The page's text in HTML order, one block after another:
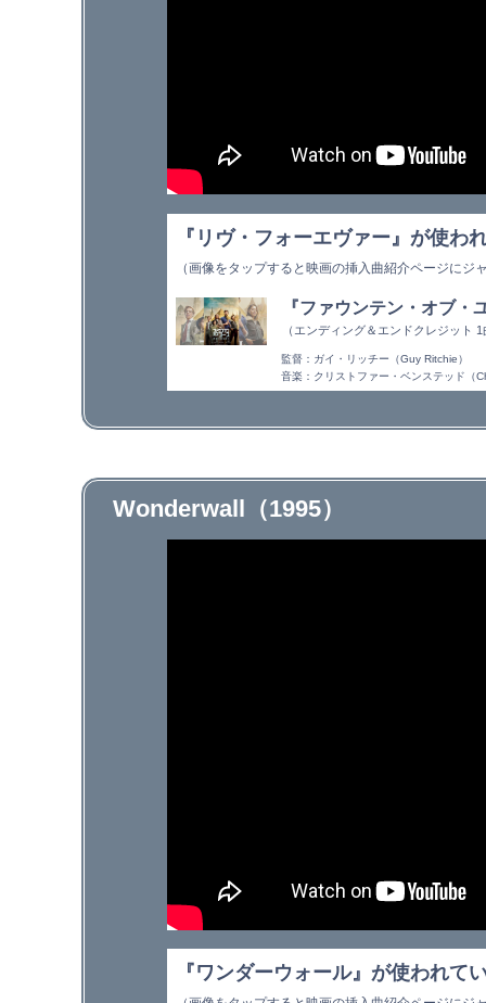
『リヴ・フォーエヴァー』が使わ
（画像をタップすると映画の挿入曲紹介ページにジ
『ファウンテン・オブ・
（エンディング＆エンドクレジット 1
監督：ガイ・リッチー（Guy Ritchie）
音楽：クリストファー・ベンステッド（
Wonderwall（1995）
『ワンダーウォール』が使われて